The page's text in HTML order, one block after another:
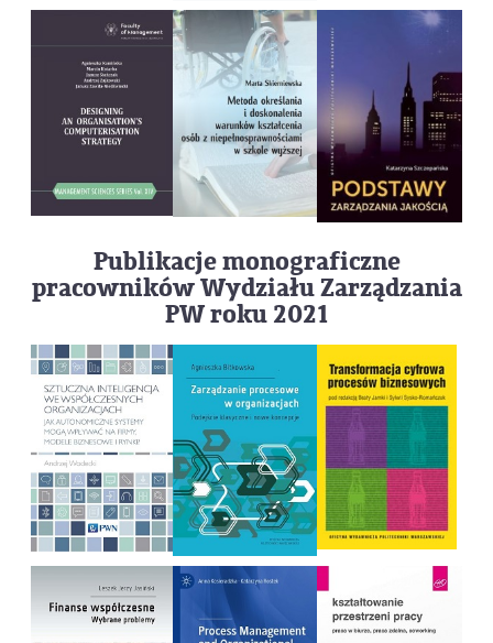
Publikacje monograficzne
pracowników Wydziału Zarządzania
PW roku 2021